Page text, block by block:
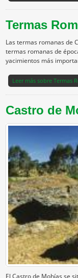
Termas
Las termas romanas de
termas romanas de
yacimientos más
Leer mássobre Termas
Castro de
El Castro de Mohías se